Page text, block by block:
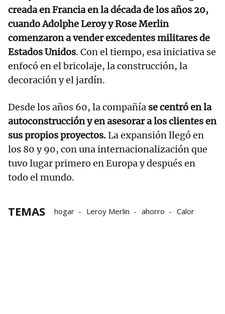
creada en Francia en la década de los años 20,
cuando Adolphe Leroy y Rose Merlin
comenzaron a vender excedentes militares de
Estados Unidos. Con el tiempo, esa iniciativa se
enfocó en el bricolaje, la construcción, la
decoración y el jardín.
Desde los años 60, la compañía se centró en la
autoconstrucción y en asesorar a los clientes en
sus propios proyectos.La expansión llegó en
los 80 y 90, con una internacionalización que
tuvo lugar primero en Europa y después en
todo el mundo.
TEMAS hogar Leroy Merlin ahorro Calor